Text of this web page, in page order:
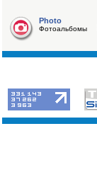
Photo
Фотоальбомы